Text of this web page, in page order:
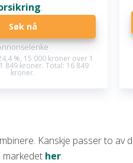
.
Søk nå
%, 15 000 kroner over 1
849 kroner. Total: 16 849
kroner.
Kanskje passer to av
markedet her.